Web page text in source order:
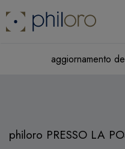
aggiornamento
philoro PRESSO LA